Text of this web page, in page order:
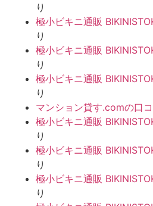
り
極小ビキニ通販
り
極小ビキニ通販
り
極小ビキニ通販
り
マンション貸す.comの口コ
極小ビキニ通販
り
極小ビキニ通販
り
極小ビキニ通販
り